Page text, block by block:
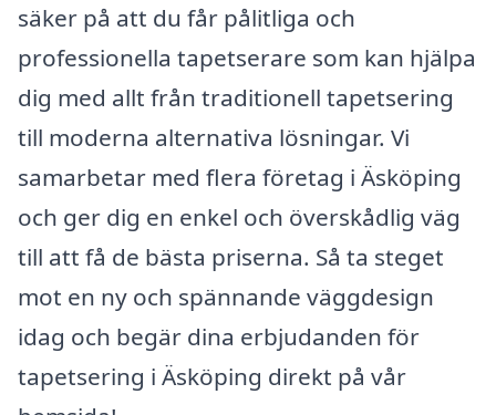
säker på att du får pålitliga och
professionella tapetserare som kan hjälpa
dig med allt från traditionell tapetsering
till moderna alternativa lösningar. Vi
samarbetar med flera företag i Äsköping
och ger dig en enkel och överskådlig väg
till att få de bästa priserna. Så ta steget
mot en ny och spännande väggdesign
idag och begär dina erbjudanden för
tapetsering i Äsköping direkt på vår